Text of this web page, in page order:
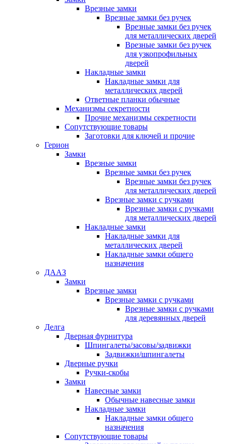
Врезные замки
Врезные замки без ручек
Врезные замки без ручек
для металлических дверей
Врезные замки без ручек
для узкопрофильных
дверей
Накладные замки
Накладные замки для
металлических дверей
Ответные планки обычные
Механизмы секретности
Прочие механизмы секретности
Сопутствующие товары
Заготовки для ключей и прочие
Герион
Замки
Врезные замки
Врезные замки без ручек
Врезные замки без ручек
для металлических дверей
Врезные замки с ручками
Врезные замки с ручками
для металлических дверей
Накладные замки
Накладные замки для
металлических дверей
Накладные замки общего
назначения
ДААЗ
Замки
Врезные замки
Врезные замки с ручками
Врезные замки с ручками
для деревянных дверей
Делга
Дверная фурнитура
Шпингалеты/засовы/задвижки
Задвижки/шпингалеты
Дверные ручки
Ручки-скобы
Замки
Навесные замки
Обычные навесные замки
Накладные замки
Накладные замки общего
назначения
Сопутствующие товары